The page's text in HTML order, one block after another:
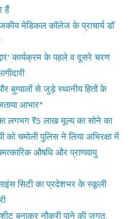
हैं
मेडिकल कॉलेज के प्राचार्य डॉ
कार्यक्रम के पहले व दूसरे चरण
बुग्यालों से जुड़े स्थानीय हितों के
आभार*
लगभग ₹5 लाख मूल्य का सोने का
चमोली पुलिस ने लिया अभिरक्षा में
औषधि और प्राणवायु
सिटी का प्रदेशभर के स्कूली
बनाकर नौकरी पाने की जुगत,